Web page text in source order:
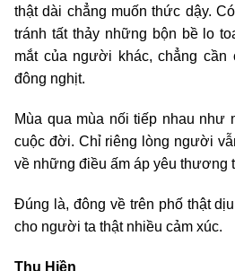
thật dài chẳng muốn thức dậy.
tránh tất thảy những bộn bề lo
mắt của người khác, chẳng cần
đông nghịt.
Mùa qua mùa nối tiếp nhau như
cuộc đời. Chỉ riêng lòng người
về những điều ấm áp yêu thương
Đúng là, đông về trên phố thật
cho người ta thật nhiều cảm xúc.
Thu Hiền